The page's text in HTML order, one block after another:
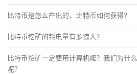
比特币是怎么产出的，比特币如何获得？
比特币挖矿的耗电量有多惊人？
比特币挖矿一定要用计算机嚒？我们为什
呢？